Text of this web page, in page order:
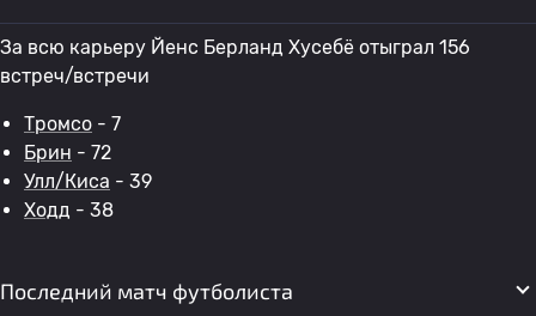
За всю карьеру Йенс Берланд Хусебё отыграл 156
встреч/встречи
Тромсо - 7
Брин - 72
Улл/Киса - 39
Ходд - 38
Последний матч футболиста